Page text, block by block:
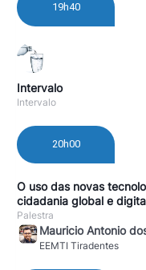
Intervalo
Intervalo
19h40
O uso das novas
cidadania global e
Palestra
Mauricio Antonio
EEMTI Tiradentes
20h00